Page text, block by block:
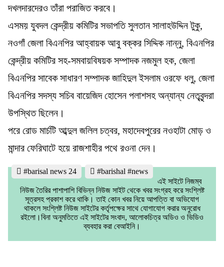
দখলদারদেরও তাঁরা পরাজিত করবে।
এসময় যুবদল কেন্দ্রীয় কমিটির সভাপতি সুলতান সালাহউদ্দিন টুকু,
নওগাঁ জেলা বিএনপির আহ্বায়ক আবু বক্কর সিদ্দিক নান্নু, বিএনপির
কেন্দ্রীয় কমিটির সহ-সমবায়বিষয়ক সম্পাদক নজমুল হক, জেলা
বিএনপির সাবেক সাধারণ সম্পাদক জাহিদুল ইসলাম ওরফে ধলু, জেলা
বিএনপির সদস্য সচিব বায়েজিদ হোসেন পলাশসহ অন্যান্য নেতৃবৃন্দরা
উপস্থিত ছিলেন।
পরে রোড মার্চটি আব্দুল জলিল চত্বর, মহাদেবপুরের নওহাটা মোড় ও
মান্দার ফেরিঘাটে হয়ে রাজশাহীর পথে রওনা দেন।
#barisal news 24
#barishal #news
এই সাইটে নিজম্ব
নিউজ তৈরির পাশাপাশি বিভিন্ন নিউজ সাইট থেকে খবর সংগ্রহ করে সংশ্লিষ্ট
সূত্রসহ প্রকাশ করে থাকি। তাই কোন খবর নিয়ে আপত্তি বা অভিযোগ
থাকলে সংশ্লিষ্ট নিউজ সাইটের কর্তৃপক্ষের সাথে যোগাযোগ করার অনুরোধ
রইলো।বিনা অনুমতিতে এই সাইটের সংবাদ, আলোকচিত্র অডিও ও ভিডিও
ব্যবহার করা বেআইনি।